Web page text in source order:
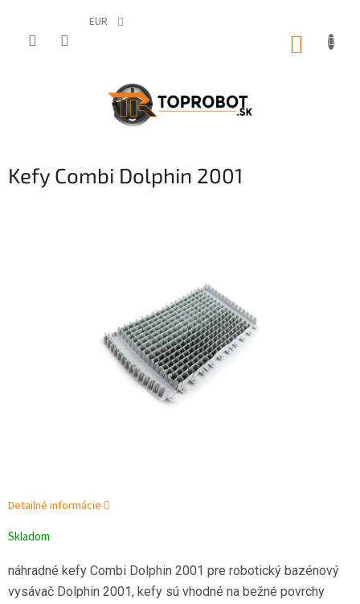
EUR
Kefy Combi Dolphin 2001
Skladom
náhradné kefy Combi Dolphin 2001 pre robotický bazénový
vysávač Dolphin 2001, kefy sú vhodné na bežné povrchy
Detailné informácie